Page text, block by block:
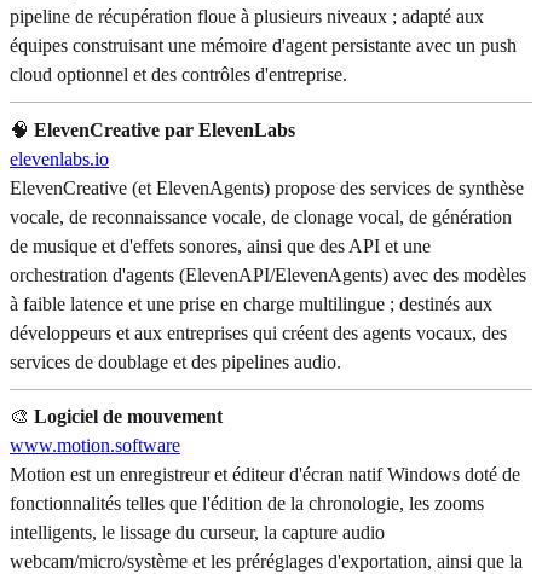
pipeline de récupération floue à plusieurs niveaux ; adapté aux
équipes construisant une mémoire d'agent persistante avec un push
cloud optionnel et des contrôles d'entreprise.
🧠 ElevenCreative par ElevenLabs
elevenlabs.io
ElevenCreative (et ElevenAgents) propose des services de synthèse
vocale, de reconnaissance vocale, de clonage vocal, de génération
de musique et d'effets sonores, ainsi que des API et une
orchestration d'agents (ElevenAPI/ElevenAgents) avec des modèles
à faible latence et une prise en charge multilingue ; destinés aux
développeurs et aux entreprises qui créent des agents vocaux, des
services de doublage et des pipelines audio.
🎨 Logiciel de mouvement
www.motion.software
Motion est un enregistreur et éditeur d'écran natif Windows doté de
fonctionnalités telles que l'édition de la chronologie, les zooms
intelligents, le lissage du curseur, la capture audio
webcam/micro/système et les préréglages d'exportation, ainsi que la